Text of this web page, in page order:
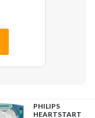
PHILIPS
HEARTSTART